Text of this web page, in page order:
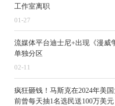
工作室离职
01-27
流媒体平台迪士尼+出现《漫威
单独分区
02-11
疯狂砸钱！马斯克在2024年美
前曾每天抽1名选民送100万美元